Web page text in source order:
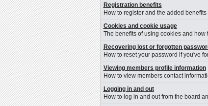
Registration benefits
How to register and the added
Cookies and cookie usage
The benefits of using cookies and
Recovering lost or forgotten
How to reset your password if you've
Viewing members profile information
How to view members contact
Logging in and out
How to log in and out from the board